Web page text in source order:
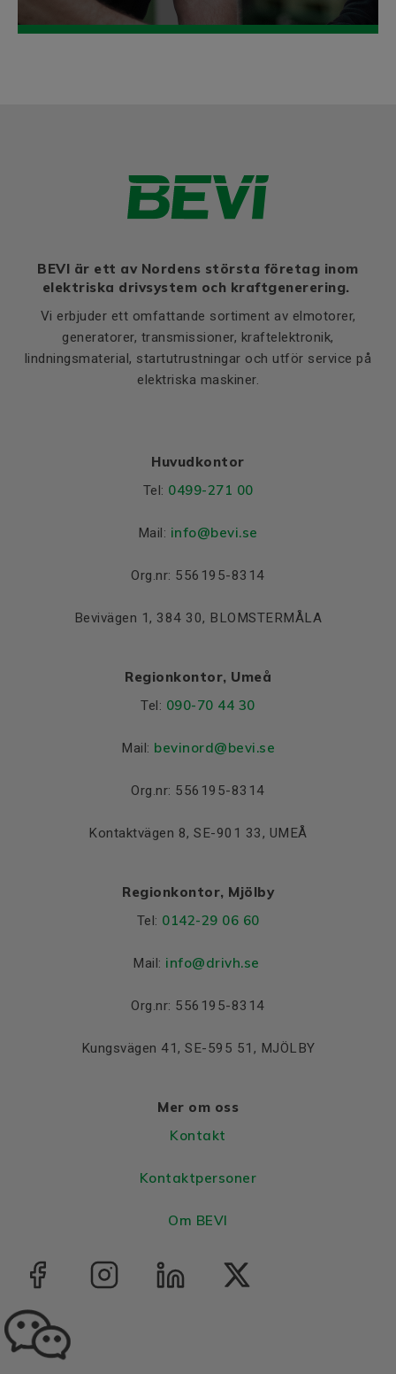
BEVI är ett av Nordens största företag inom
elektriska drivsystem och kraftgenerering.
Vi erbjuder ett omfattande sortiment av elmotorer,
generatorer, transmissioner, kraftelektronik,
lindningsmaterial, startutrustningar och utför service på
elektriska maskiner.
Huvudkontor
Tel: 0499-271 00
Mail: info@bevi.se
Org.nr: 556195-8314
Bevivägen 1, 384 30, BLOMSTERMÅLA
Regionkontor, Umeå
Tel: 090-70 44 30
Mail: bevinord@bevi.se
Org.nr: 556195-8314
Kontaktvägen 8, SE-901 33, UMEÅ
Regionkontor, Mjölby
Tel: 0142-29 06 60
Mail: info@drivh.se
Org.nr: 556195-8314
Kungsvägen 41, SE-595 51, MJÖLBY
Mer om oss
Kontakt
Kontaktpersoner
Om BEVI